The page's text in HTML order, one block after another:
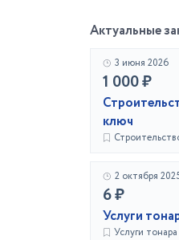
Актуальные
3 июня 2026
1 000 ₽
ключ
2 октября
6 ₽
Услуги
Услуги тонара